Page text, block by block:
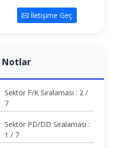
İletişime Geç
Notlar
Sektör F/K Sıralaması : 2 /
7
Sektör PD/DD Sıralaması :
1 / 7